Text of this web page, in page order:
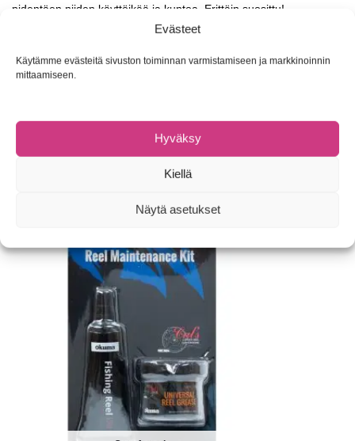
Evästeet
Käytämme evästeitä sivuston toiminnan varmistamiseen ja markkinoinnin
mittaamiseen.
Hyväksy
Kiellä
Näytä asetukset
pidentäen niiden käyttöikää ja kuntoa. Erittäin suosittu!